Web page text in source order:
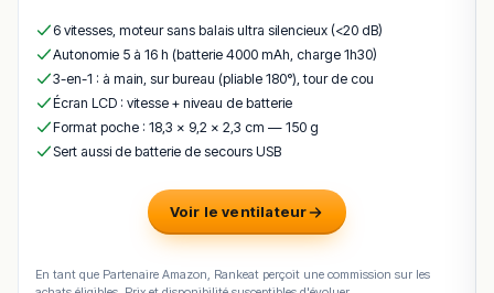
6 vitesses, moteur sans balais ultra silencieux (<20 dB)
Autonomie 5 à 16 h (batterie 4000 mAh, charge 1h30)
3-en-1 : à main, sur bureau (pliable 180°), tour de cou
Écran LCD : vitesse + niveau de batterie
Format poche : 18,3 × 9,2 × 2,3 cm — 150 g
Sert aussi de batterie de secours USB
Voir le ventilateur
En tant que Partenaire Amazon, Rankeat perçoit une commission sur les